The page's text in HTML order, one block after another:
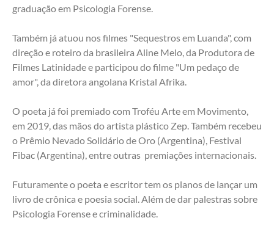
graduação em Psicologia Forense.
Também já atuou nos filmes "Sequestros em Luanda", com
direção e roteiro da brasileira Aline Melo, da Produtora de
Filmes Latinidade e participou do filme "Um pedaço de
amor", da diretora angolana Kristal Afrika.
O poeta já foi premiado com Troféu Arte em Movimento,
em 2019, das mãos do artista plástico Zep. Também recebeu
o Prêmio Nevado Solidário de Oro (Argentina), Festival
Fibac (Argentina), entre outras  premiações internacionais.
Futuramente o poeta e escritor tem os planos de lançar um
livro de crônica e poesia social. Além de dar palestras sobre
Psicologia Forense e criminalidade.